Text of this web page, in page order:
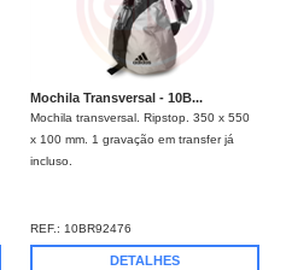
Mochila Transversal - 10B...
Mochila transversal. Ripstop. 350 x 550
x 100 mm. 1 gravação em transfer já
incluso.
REF.: 10BR92476
DETALHES